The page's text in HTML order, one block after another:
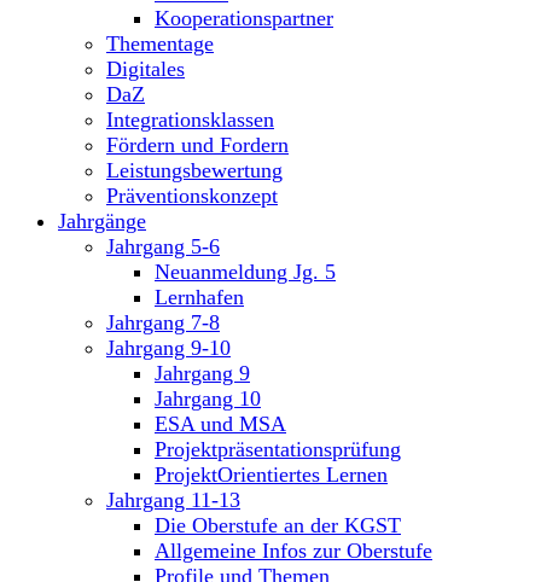
Kooperationspartner
Thementage
Digitales
DaZ
Integrationsklassen
Fördern und Fordern
Leistungsbewertung
Präventionskonzept
Jahrgänge
Jahrgang 5-6
Neuanmeldung Jg. 5
Lernhafen
Jahrgang 7-8
Jahrgang 9-10
Jahrgang 9
Jahrgang 10
ESA und MSA
Projektpräsentationsprüfung
ProjektOrientiertes Lernen
Jahrgang 11-13
Die Oberstufe an der KGST
Allgemeine Infos zur Oberstufe
Profile und Themen